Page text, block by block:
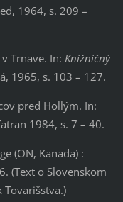
1964, s. 209 –
Trnave. In: Knižničný
1965, s. 103 – 127.
pred Hollým. In:
1984, s. 7 – 40.
(ON, Kanada) :
(Text o Slovenskom
Tovarišstva.)